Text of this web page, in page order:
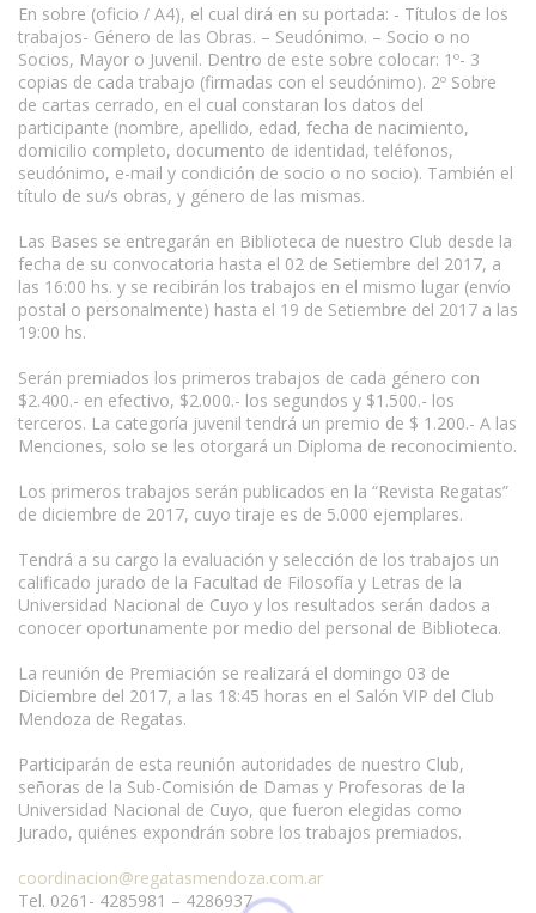
En sobre (oficio / A4), el cual dirá en su portada: - Títulos de los
trabajos- Género de las Obras. – Seudónimo. – Socio o no
Socios, Mayor o Juvenil. Dentro de este sobre colocar: 1º- 3
copias de cada trabajo (firmadas con el seudónimo). 2º Sobre
de cartas cerrado, en el cual constaran los datos del
participante (nombre, apellido, edad, fecha de nacimiento,
domicilio completo, documento de identidad, teléfonos,
seudónimo, e-mail y condición de socio o no socio). También el
título de su/s obras, y género de las mismas.
Las Bases se entregarán en Biblioteca de nuestro Club desde la
fecha de su convocatoria hasta el 02 de Setiembre del 2017, a
las 16:00 hs. y se recibirán los trabajos en el mismo lugar (envío
postal o personalmente) hasta el 19 de Setiembre del 2017 a las
19:00 hs.
Serán premiados los primeros trabajos de cada género con
$2.400.- en efectivo, $2.000.- los segundos y $1.500.- los
terceros. La categoría juvenil tendrá un premio de $ 1.200.- A las
Menciones, solo se les otorgará un Diploma de reconocimiento.
Los primeros trabajos serán publicados en la “Revista Regatas”
de diciembre de 2017, cuyo tiraje es de 5.000 ejemplares.
Tendrá a su cargo la evaluación y selección de los trabajos un
calificado jurado de la Facultad de Filosofía y Letras de la
Universidad Nacional de Cuyo y los resultados serán dados a
conocer oportunamente por medio del personal de Biblioteca.
La reunión de Premiación se realizará el domingo 03 de
Diciembre del 2017, a las 18:45 horas en el Salón VIP del Club
Mendoza de Regatas.
Participarán de esta reunión autoridades de nuestro Club,
señoras de la Sub-Comisión de Damas y Profesoras de la
Universidad Nacional de Cuyo, que fueron elegidas como
Jurado, quiénes expondrán sobre los trabajos premiados.
coordinacion@regatasmendoza.com.ar
Tel. 0261- 4285981 – 4286937